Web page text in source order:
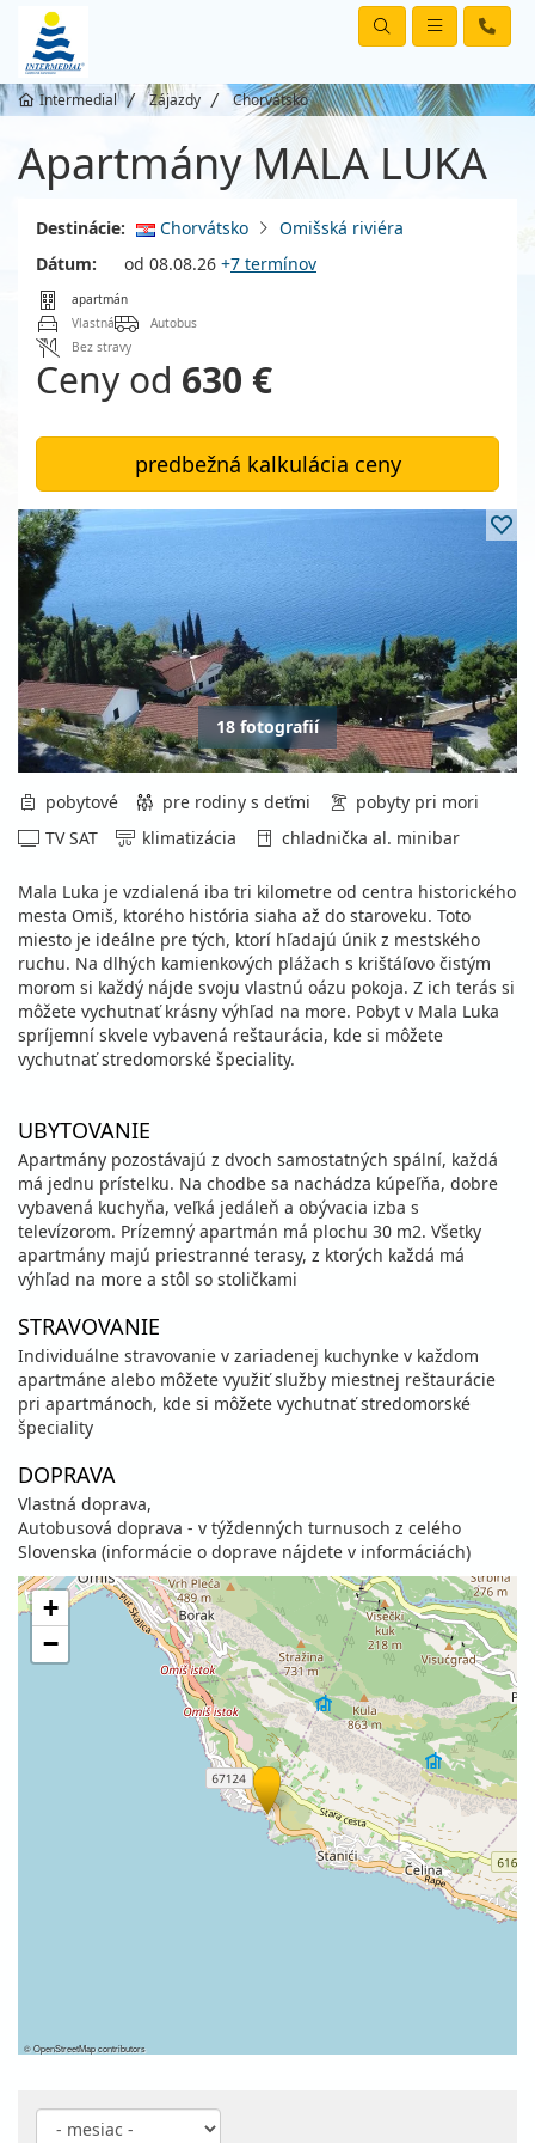
Intermedial Zájazdy Chorvátsko
Apartmány MALA LUKA
Destinácie: Chorvátsko
Omišská riviéra
Dátum:
od 08.08.26 +7 termínov
apartmán
Vlastná
Autobus
Bez stravy
Ceny od 630 €
predbežná kalkulácia ceny
18 fotografií
pobytové pre rodiny s deťmi
pobyty pri mori
TV SAT
klimatizácia chladnička al. minibar
Mala Luka je vzdialená iba tri kilometre od centra historického
mesta Omiš, ktorého história siaha až do staroveku. Toto
miesto je ideálne pre tých, ktorí hľadajú únik z mestského
ruchu. Na dlhých kamienkových plážach s krištáľovo čistým
morom si každý nájde svoju vlastnú oázu pokoja. Z ich terás si
môžete vychutnať krásny výhľad na more. Pobyt v Mala Luka
spríjemní skvele vybavená reštaurácia, kde si môžete
vychutnať stredomorské špeciality.
UBYTOVANIE
Apartmány pozostávajú z dvoch samostatných spální, každá
má jednu prístelku. Na chodbe sa nachádza kúpeľňa, dobre
vybavená kuchyňa, veľká jedáleň a obývacia izba s
televízorom. Prízemný apartmán má plochu 30 m2. Všetky
apartmány majú priestranné terasy, z ktorých každá má
výhľad na more a stôl so stoličkami
STRAVOVANIE
Individuálne stravovanie v zariadenej kuchynke v každom
apartmáne alebo môžete využiť služby miestnej reštaurácie
pri apartmánoch, kde si môžete vychutnať stredomorské
špeciality
DOPRAVA
Vlastná doprava,
Autobusová doprava - v týždenných turnusoch z celého
Slovenska (informácie o doprave nájdete v informáciách)
+
−
©OpenStreetMapcontributors